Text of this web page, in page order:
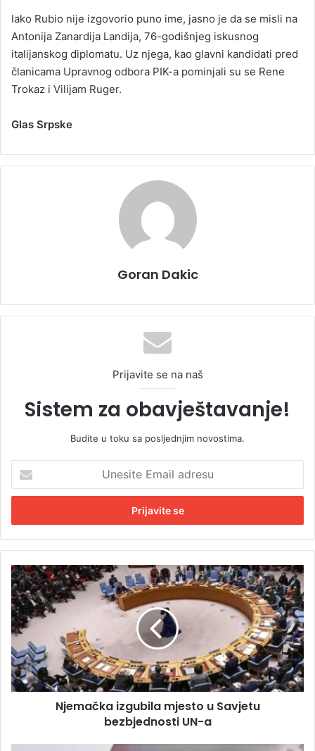
Iako Rubio nije izgovorio puno ime, jasno je da se misli na
Antonija Zanardija Landija, 76-godišnjeg iskusnog
italijanskog diplomatu. Uz njega, kao glavni kandidati pred
članicama Upravnog odbora PIK-a pominjali su se Rene
Trokaz i Vilijam Ruger.
Glas Srpske
Goran Dakic
Prijavite se na naš
Sistem za obavještavanje!
Budite u toku sa posljednjim novostima.
e
i
t
E
m
a
i
l
a
d
r
e
N
j
e
m
a
č
k
a
i
Njemačka izgubila mjesto u Savjetu
bezbjednosti UN-a